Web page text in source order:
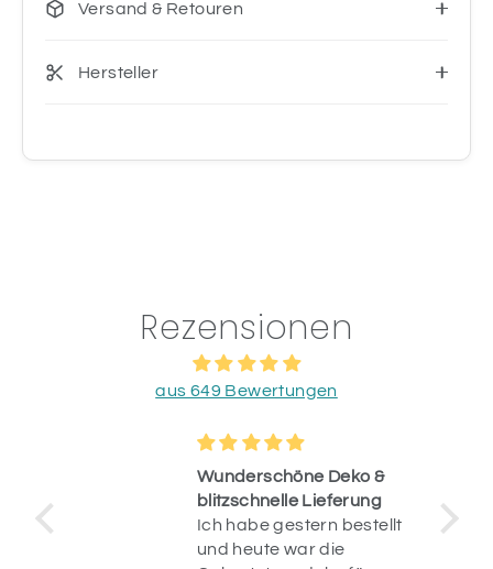
Versand & Retouren
Hersteller
Rezensionen
aus 649 Bewertungen
Wunderschöne Deko &
blitzschnelle Lieferung
Ich habe gestern bestellt
und heute war die